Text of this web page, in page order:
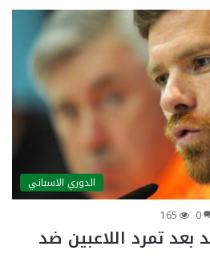
الدوري الاسباني
0
165
بعد تمرد اللاعبين ضد